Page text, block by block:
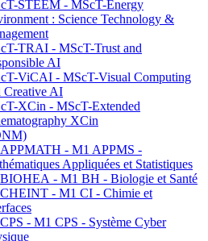
STEEM - MScT-Energy
: Science Technology &
TRAI - MScT-Trust and
AI
ViCAI - MScT-Visual Computing
Creative AI
XCin - MScT-Extended
XCin
- M1 APPMS -
Appliquées et Statistiques
- M1 BH - Biologie et Santé
- M1 CI - Chimie et
- M1 CPS - Système Cyber